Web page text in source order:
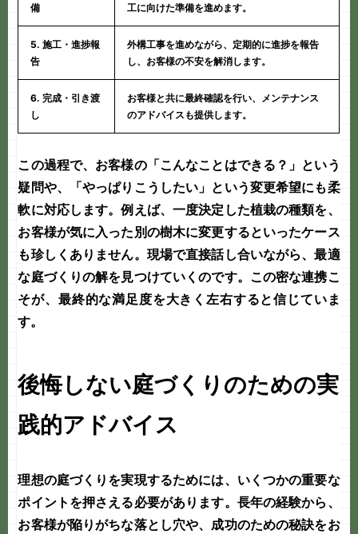
備 工に向けた準備を進めます。
5. 施工・進捗報
告
外構工事を進めながら、定期的に進捗を報告
し、お客様の不安を解消します。
6. 完成・引き渡
し
お客様と共に最終確認を行い、メンテナンス
のアドバイスも提供します。
この過程で、お客様の「こんなことはできる？」という
疑問や、「やっぱりこうしたい」という変更希望にも柔
軟に対応します。例えば、一度決定した植栽の種類を、
お客様が気に入った別の樹木に変更するといったケース
も珍しくありません。現場で直接話し合いながら、最適
な庭づくりの解を見つけていくのです。この密な連携こ
そが、最終的な満足度を大きく左右すると信じていま
す。
後悔しない庭づくりのための実
践的アドバイス
理想の庭づくり を実現するためには、いくつかの重要な
ポイントを押さえる必要があります。長年の経験から、
お客様が陥りがちな落とし穴や、成功のための秘訣をお